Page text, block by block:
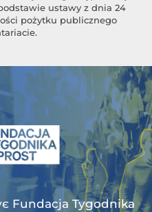
ustawy z dnia 24
pożytku publicznego
Fundacja Tygodnika